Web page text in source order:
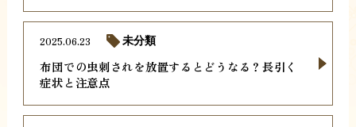
布団での虫刺されを放置するとどうなる？長引く
症状と注意点
2025.06.23 未分類